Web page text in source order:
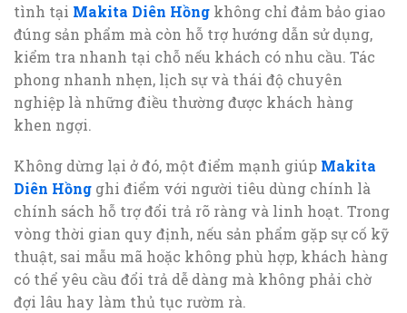
tình tại Makita Diên Hồng không chỉ đảm bảo giao
đúng sản phẩm mà còn hỗ trợ hướng dẫn sử dụng,
kiểm tra nhanh tại chỗ nếu khách có nhu cầu. Tác
phong nhanh nhẹn, lịch sự và thái độ chuyên
nghiệp là những điều thường được khách hàng
khen ngợi.
Không dừng lại ở đó, một điểm mạnh giúp Makita
Diên Hồng ghi điểm với người tiêu dùng chính là
chính sách hỗ trợ đổi trả rõ ràng và linh hoạt. Trong
vòng thời gian quy định, nếu sản phẩm gặp sự cố kỹ
thuật, sai mẫu mã hoặc không phù hợp, khách hàng
có thể yêu cầu đổi trả dễ dàng mà không phải chờ
đợi lâu hay làm thủ tục rườm rà.